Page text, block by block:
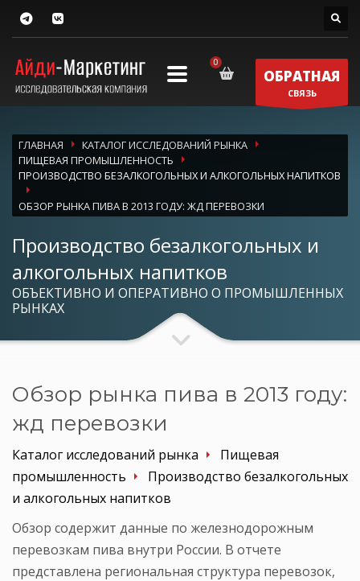
ОБРАТНАЯ
СВЯЗЬ
ГЛАВНАЯ
КАТАЛОГ ИССЛЕДОВАНИЙ РЫНКА
ПИЩЕВАЯ ПРОМЫШЛЕННОСТЬ
ПРОИЗВОДСТВО БЕЗАЛКОГОЛЬНЫХ И АЛКОГОЛЬНЫХ НАПИТКОВ
ОБЗОР РЫНКА ПИВА В 2013 ГОДУ: ЖД ПЕРЕВОЗКИ
Производство безалкогольных и
алкогольных напитков
ОБЪЕКТИВНО И ОПЕРАТИВНО О ПРОМЫШЛЕННЫХ
РЫНКАХ
Обзор рынка пива в 2013 году:
жд перевозки
Каталог исследований рынка
Пищевая
промышленность
Производство безалкогольных
и алкогольных напитков
Обзор содержит данные по железнодорожным
перевозкам пива внутри России. В отчете
представлена региональная структура перевозок,